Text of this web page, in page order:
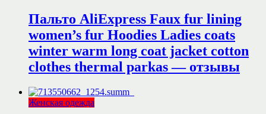
Пальто AliExpress Faux fur lining
women’s fur Hoodies Ladies coats
winter warm long coat jacket cotton
clothes thermal parkas — отзывы
Женская одежда